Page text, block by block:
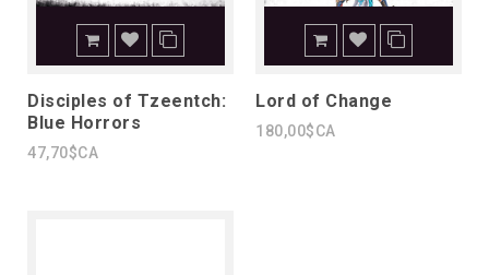
Disciples of Tzeentch:
Blue Horrors
47,70$CA
Lord of Change
180,00$CA